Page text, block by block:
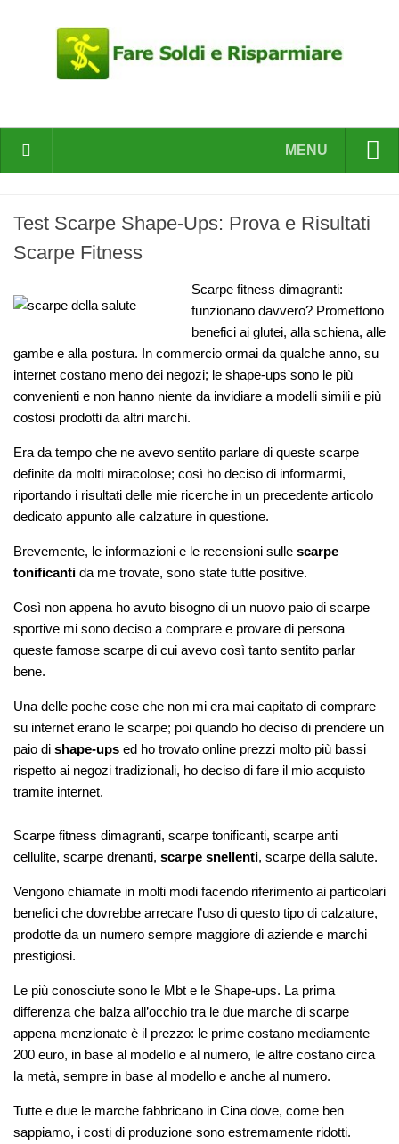
MENU
Gold News
Fare Soldi
Auto e Moto
Test Scarpe Shape-Ups: Prova e Risultati
Scarpe Fitness
Scarpe fitness dimagranti:
funzionano davvero? Promettono
benefici ai glutei, alla schiena, alle
gambe e alla postura. In commercio ormai da qualche anno, su
internet costano meno dei negozi; le shape-ups sono le più
convenienti e non hanno niente da invidiare a modelli simili e più
costosi prodotti da altri marchi.
Era da tempo che ne avevo sentito parlare di queste scarpe
definite da molti miracolose; così ho deciso di informarmi,
riportando i risultati delle mie ricerche in un precedente articolo
dedicato appunto alle calzature in questione.
Brevemente, le informazioni e le recensioni sulle scarpe
tonificanti da me trovate, sono state tutte positive.
Così non appena ho avuto bisogno di un nuovo paio di scarpe
sportive mi sono deciso a comprare e provare di persona
queste famose scarpe di cui avevo così tanto sentito parlar
bene.
Una delle poche cose che non mi era mai capitato di comprare
su internet erano le scarpe; poi quando ho deciso di prendere un
paio di shape-ups ed ho trovato online prezzi molto più bassi
rispetto ai negozi tradizionali, ho deciso di fare il mio acquisto
tramite internet.
Scarpe fitness dimagranti, scarpe tonificanti, scarpe anti
cellulite, scarpe drenanti, scarpe snellenti, scarpe della salute.
Vengono chiamate in molti modi facendo riferimento ai particolari
benefici che dovrebbe arrecare l’uso di questo tipo di calzature,
prodotte da un numero sempre maggiore di aziende e marchi
prestigiosi.
Le più conosciute sono le Mbt e le Shape-ups. La prima
differenza che balza all’occhio tra le due marche di scarpe
appena menzionate è il prezzo: le prime costano mediamente
200 euro, in base al modello e al numero, le altre costano circa
la metà, sempre in base al modello e anche al numero.
Tutte e due le marche fabbricano in Cina dove, come ben
sappiamo, i costi di produzione sono estremamente ridotti.